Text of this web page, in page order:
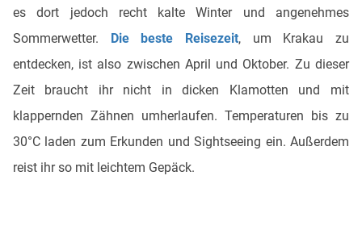
es dort jedoch recht kalte Winter und angenehmes
Sommerwetter.
Die beste Reisezeit, um Krakau zu
entdecken, ist also zwischen April und Oktober. Zu dieser
Zeit braucht ihr nicht in dicken Klamotten und mit
klappernden Zähnen umherlaufen. Temperaturen bis zu
30°C laden zum Erkunden und Sightseeing ein. Außerdem
reist ihr so mit leichtem Gepäck.